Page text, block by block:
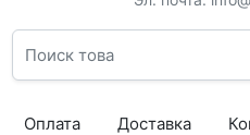
Оплата Доставка